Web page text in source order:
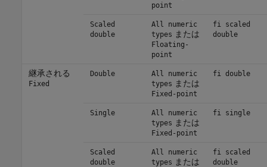
point
Scaled
double
All numeric
types または
Floating-
point
fi scaled
double
継承される
Fixed
Double
All numeric
types または
Fixed-point
fi double
Single
All numeric
types または
Fixed-point
fi single
Scaled
double
All numeric
types または
fi scaled
double